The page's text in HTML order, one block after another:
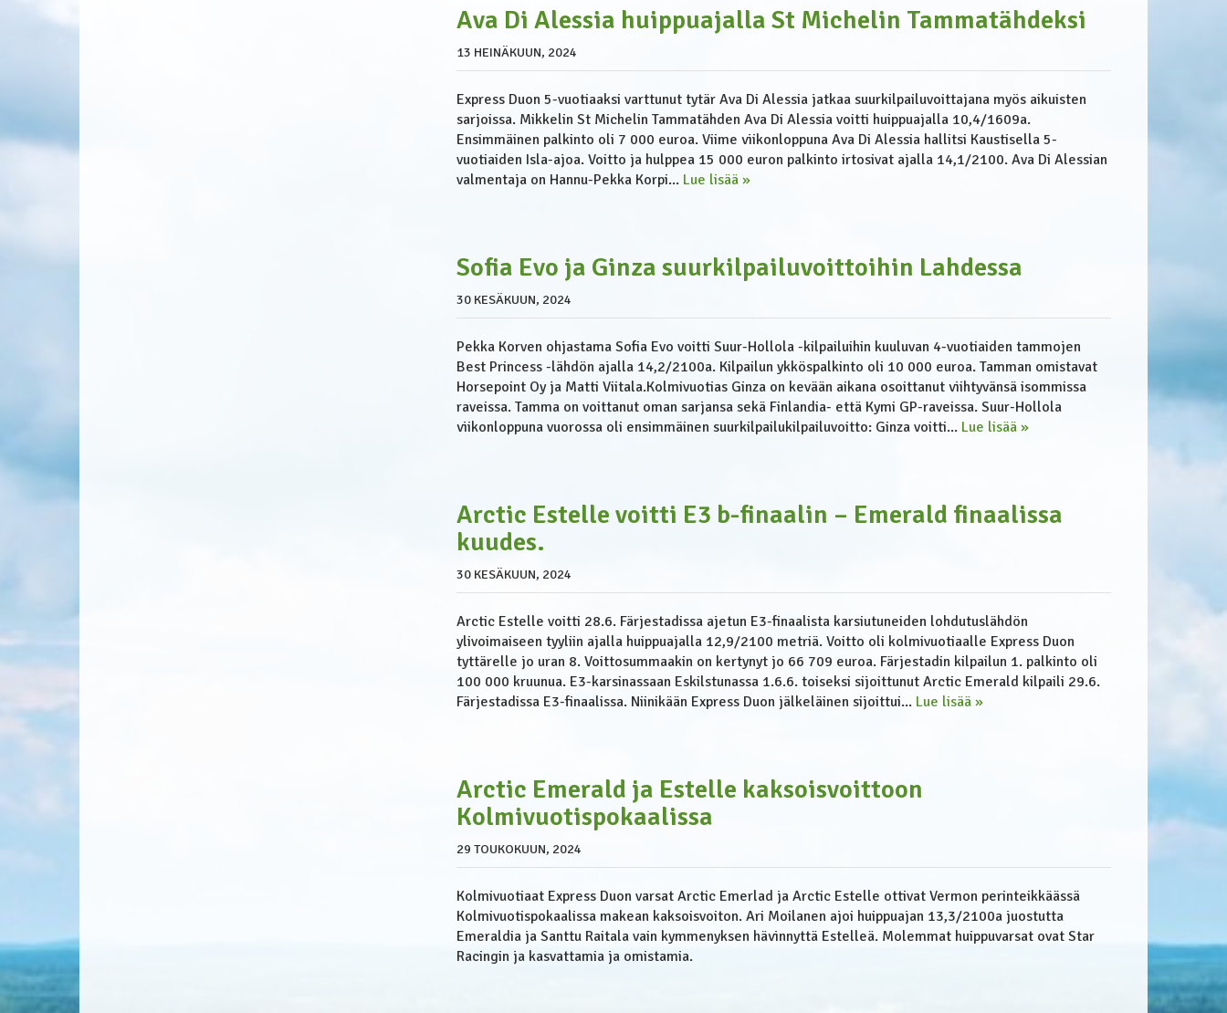
Ava Di Alessia huippuajalla St Michelin Tammatähdeksi
13 HEINÄKUUN, 2024
Express Duon 5-vuotiaaksi varttunut tytär Ava Di Alessia jatkaa suurkilpailuvoittajana myös aikuisten
sarjoissa. Mikkelin St Michelin Tammatähden Ava Di Alessia voitti huippuajalla 10,4/1609a.
Ensimmäinen palkinto oli 7 000 euroa. Viime viikonloppuna Ava Di Alessia hallitsi Kaustisella 5-
vuotiaiden Isla-ajoa. Voitto ja hulppea 15 000 euron palkinto irtosivat ajalla 14,1/2100. Ava Di Alessian
valmentaja on Hannu-Pekka Korpi... Lue lisää »
Sofia Evo ja Ginza suurkilpailuvoittoihin Lahdessa
30 KESÄKUUN, 2024
Pekka Korven ohjastama Sofia Evo voitti Suur-Hollola -kilpailuihin kuuluvan 4-vuotiaiden tammojen
Best Princess -lähdön ajalla 14,2/2100a. Kilpailun ykköspalkinto oli 10 000 euroa. Tamman omistavat
Horsepoint Oy ja Matti Viitala.Kolmivuotias Ginza on kevään aikana osoittanut viihtyvänsä isommissa
raveissa. Tamma on voittanut oman sarjansa sekä Finlandia- että Kymi GP-raveissa. Suur-Hollola
viikonloppuna vuorossa oli ensimmäinen suurkilpailukilpailuvoitto: Ginza voitti... Lue lisää »
Arctic Estelle voitti E3 b-finaalin – Emerald finaalissa
kuudes.
30 KESÄKUUN, 2024
Arctic Estelle voitti 28.6. Färjestadissa ajetun E3-finaalista karsiutuneiden lohdutuslähdön
ylivoimaiseen tyyliin ajalla huippuajalla 12,9/2100 metriä. Voitto oli kolmivuotiaalle Express Duon
tyttärelle jo uran 8. Voittosummaakin on kertynyt jo 66 709 euroa. Färjestadin kilpailun 1. palkinto oli
100 000 kruunua. E3-karsinassaan Eskilstunassa 1.6.6. toiseksi sijoittunut Arctic Emerald kilpaili 29.6.
Färjestadissa E3-finaalissa. Niinikään Express Duon jälkeläinen sijoittui... Lue lisää »
Arctic Emerald ja Estelle kaksoisvoittoon
Kolmivuotispokaalissa
29 TOUKOKUUN, 2024
Kolmivuotiaat Express Duon varsat Arctic Emerlad ja Arctic Estelle ottivat Vermon perinteikkäässä
Kolmivuotispokaalissa makean kaksoisvoiton. Ari Moilanen ajoi huippuajan 13,3/2100a juostutta
Emeraldia ja Santtu Raitala vain kymmenyksen hävinnyttä Estelleä. Molemmat huippuvarsat ovat Star
Racingin ja kasvattamia ja omistamia.